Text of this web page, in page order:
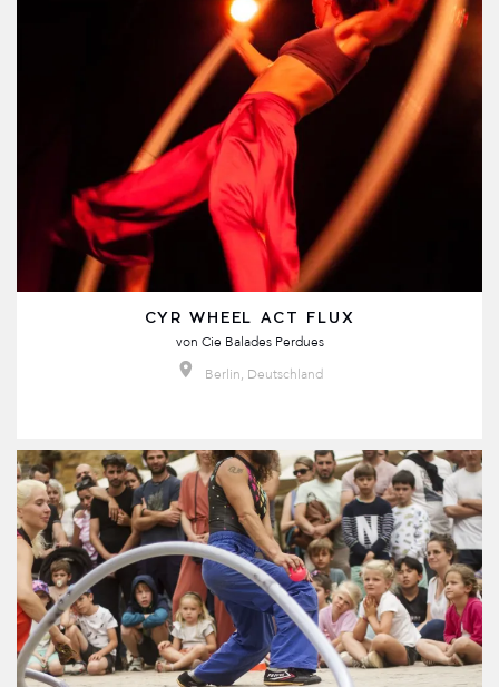
CYR WHEEL ACT FLUX
von Cie Balades Perdues
Berlin, Deutschland